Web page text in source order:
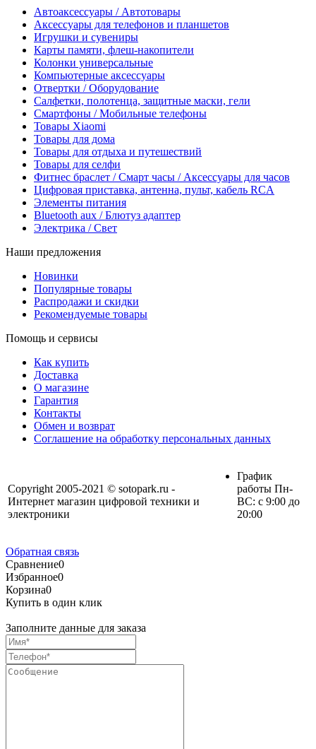
Автоаксессуары / Автотовары
Аксессуары для телефонов и планшетов
Игрушки и сувениры
Карты памяти, флеш-накопители
Колонки универсальные
Компьютерные аксессуары
Отвертки / Оборудование
Салфетки, полотенца, защитные маски, гели
Смартфоны / Мобильные телефоны
Товары Xiaomi
Товары для дома
Товары для отдыха и путешествий
Товары для селфи
Фитнес браслет / Смарт часы / Аксессуары для часов
Цифровая приставка, антенна, пульт, кабель RCA
Элементы питания
Bluetooth aux / Блютуз адаптер
Электрика / Свет
Наши предложения
Новинки
Популярные товары
Распродажи и скидки
Рекомендуемые товары
Помощь и сервисы
Как купить
Доставка
О магазине
Гарантия
Контакты
Обмен и возврат
Соглашение на обработку персональных данных
Copyright 2005-2021 © sotopark.ru -
Интернет магазин цифровой техники и
электроники
График
работы Пн-
ВС: с 9:00 до
20:00
Обратная связь
Сравнение0
Избранное0
Корзина0
Купить в один клик
Заполните данные для заказа